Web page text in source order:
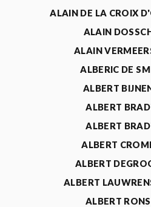
ALAIN DE LA CROIX
ALAIN
ALAIN
ALBERIC DE
ALBERT
ALBERT
ALBERT
ALBERT
ALBERT
ALBERT
ALBERT